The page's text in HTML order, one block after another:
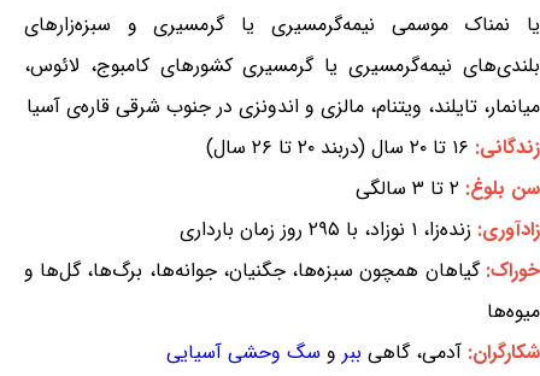
یا نمناک موسمی نیمه‌گرمسیری یا گرمسیری و سبزه‌زارهای
بلندی‌های نیمه‌گرمسیری یا گرمسیری کشورهای کامبوج، لائوس،
میانمار، تایلند، ویتنام، مالزی و اندونزی در جنوب شرقی قاره‌ی آسیا
زندگانی: ۱۶ تا ۲۰ سال (دربند ۲۰ تا ۲۶ سال)
سن بلوغ: ۲ تا ۳ سالگی
زادآوری: زنده‌زا، ۱ نوزاد، با ۲۹۵ روز زمان بارداری
خوراک:گیاهان همچون سبزه‌ها، جگنیان، جوانه‌ها، برگ‌ها، گل‌ها و
میوه‌ها
شکارگران: آدمی، گاهی ببر و سگ وحشی آسیایی